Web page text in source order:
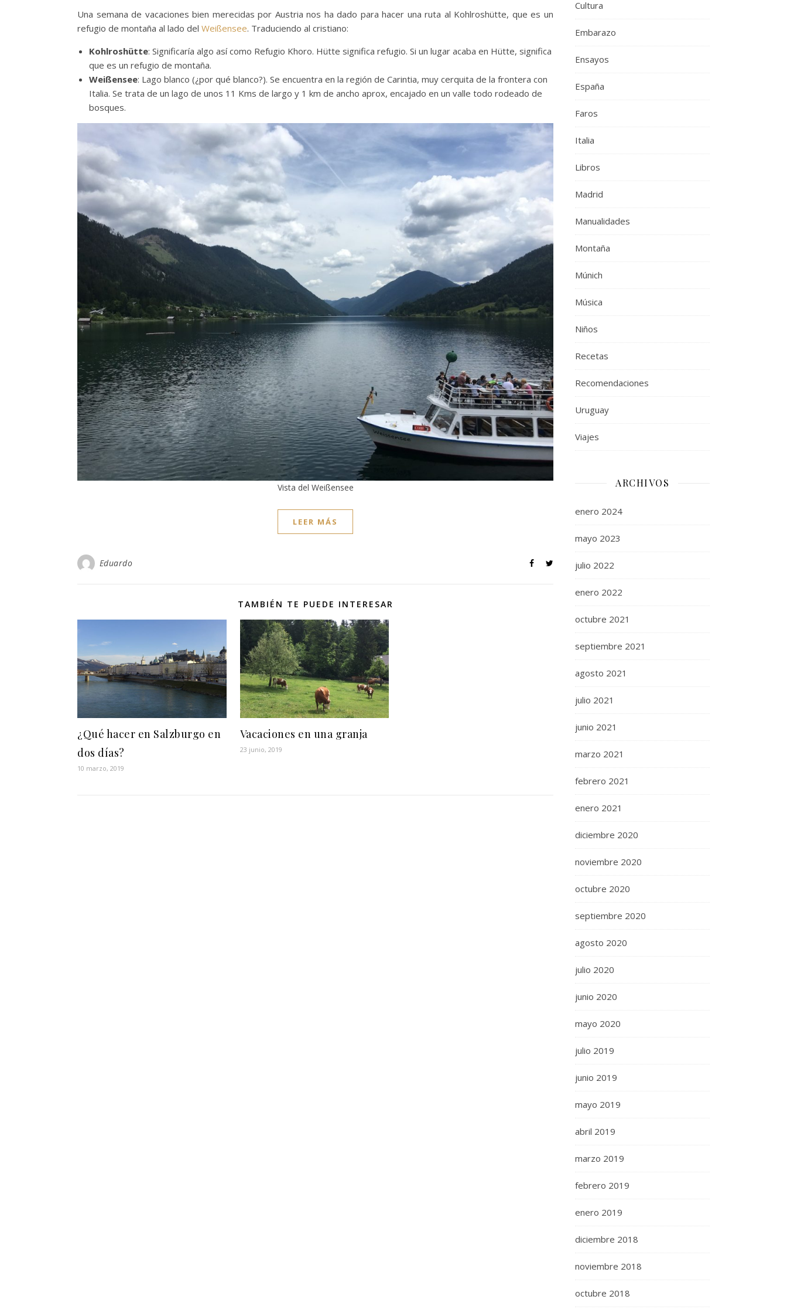
Una semana de vacaciones bien merecidas por Austria nos ha dado para hacer una ruta al Kohlroshütte, que es un
refugio de montaña al lado del Weißensee. Traduciendo al cristiano:
Kohlroshütte: Significaría algo así como Refugio Khoro. Hütte significa refugio. Si un lugar acaba en Hütte, significa
que es un refugio de montaña.
Weißensee: Lago blanco (¿por qué blanco?). Se encuentra en la región de Carintia, muy cerquita de la frontera con
Italia. Se trata de un lago de unos 11 Kms de largo y 1 km de ancho aprox, encajado en un valle todo rodeado de
bosques.
Vista del Weißensee
LEER MÁS
Eduardo
TAMBIÉN TE PUEDE INTERESAR
¿Qué hacer en Salzburgo en
dos días?
10 marzo, 2019
Vacaciones en una granja
23 junio, 2019
Cultura
Embarazo
Ensayos
España
Faros
Italia
Libros
Madrid
Manualidades
Montaña
Múnich
Música
Niños
Recetas
Recomendaciones
Uruguay
Viajes
ARCHIVOS
enero 2024
mayo 2023
julio 2022
enero 2022
octubre 2021
septiembre 2021
agosto 2021
julio 2021
junio 2021
marzo 2021
febrero 2021
enero 2021
diciembre 2020
noviembre 2020
octubre 2020
septiembre 2020
agosto 2020
julio 2020
junio 2020
mayo 2020
julio 2019
junio 2019
mayo 2019
abril 2019
marzo 2019
febrero 2019
enero 2019
diciembre 2018
noviembre 2018
octubre 2018